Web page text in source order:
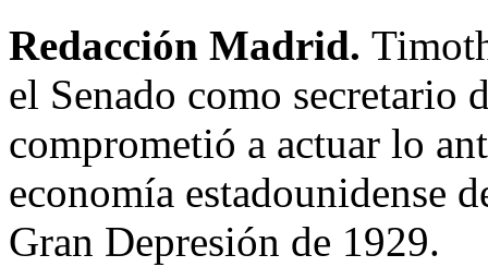
Redacción Madrid.
el Senado como secretario
comprometió a actuar lo
economía estadounidense
Gran Depresión de 1929.